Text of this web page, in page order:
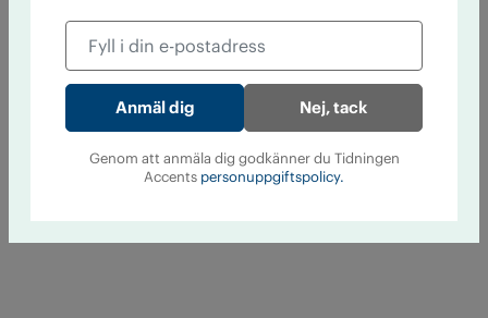
Nej, tack
Genom att anmäla dig godkänner du Tidningen
Accents personuppgiftspolicy.